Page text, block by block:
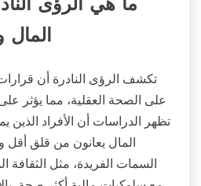
ما هي الرؤى